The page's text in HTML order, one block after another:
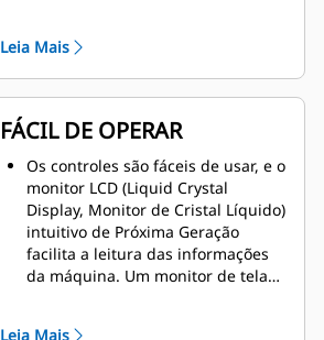
todo.
Leia Mais
FÁCIL DE OPERAR
Os controles são fáceis de usar, e o
monitor LCD (Liquid Crystal
Display, Monitor de Cristal Líquido)
intuitivo de Próxima Geração
facilita a leitura das informações
da máquina. Um monitor de tela
Leia Mais